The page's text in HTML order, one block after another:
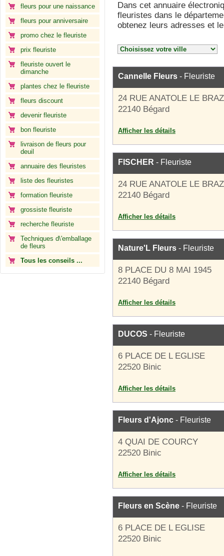
fleurs pour une naissance
fleurs pour anniversaire
promo chez le fleuriste
prix fleuriste
fleuriste ouvert le
dimanche
plantes chez le fleuriste
fleurs discount
devenir fleuriste
bon fleuriste
livraison de fleurs pour
deuil
annuaire des fleuristes
liste des fleuristes
formation fleuriste
grossiste fleuriste
recherche fleuriste
Techniques d\'emballage
de fleurs
Tous les conseils ...
Dans cet annuaire
fleuristes dans le
obtenez leurs adresses et
Cannelle Fleurs - Fleuriste
24 RUE ANATOLE LE BRAZ
22140 Bégard
Afficher les détails
FISCHER - Fleuriste
24 RUE ANATOLE LE BRAZ
22140 Bégard
Afficher les détails
Nature'L Fleurs - Fleuriste
8 PLACE DU 8 MAI 1945
22140 Bégard
Afficher les détails
DUCOS - Fleuriste
6 PLACE DE L EGLISE
22520 Binic
Afficher les détails
Fleurs d'Ajonc - Fleuriste
4 QUAI DE COURCY
22520 Binic
Afficher les détails
Fleurs en Scène - Fleuriste
6 PLACE DE L EGLISE
22520 Binic